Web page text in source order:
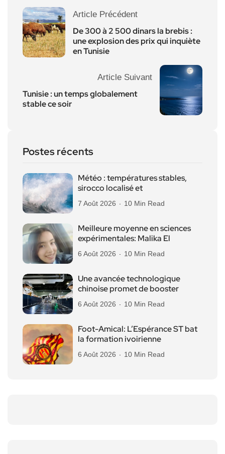
Article Précédent
De 300 à 2 500 dinars la brebis :
une explosion des prix qui inquiète
en Tunisie
Article Suivant
Tunisie : un temps globalement
stable ce soir
Postes récents
Météo : températures stables,
sirocco localisé et
7 Août 2026 10 Min Read
Meilleure moyenne en sciences
expérimentales: Malika El
6 Août 2026 10 Min Read
Une avancée technologique
chinoise promet de booster
6 Août 2026 10 Min Read
Foot-Amical: L’Espérance ST bat
la formation ivoirienne
6 Août 2026 10 Min Read